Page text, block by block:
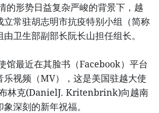
的形势日益复杂严峻的背景下，越
立常驻胡志明市抗疫特别小组（简称
卫生部副部长阮长山担任组长。
馆最近在其脸书（Facebook）平台
乐视频（MV），这是美国驻越大使
林克(DanielJ. Kritenbrink)向越南
深刻的新年祝福。